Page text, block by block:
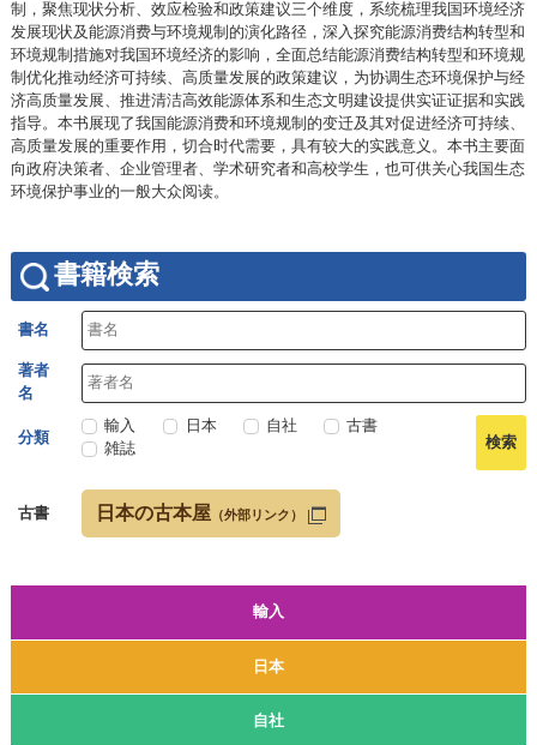
輸入
日本
自社
制，聚焦现状分析、效应检验和政策建议三个维度，系统梳理我国环境经济
发展现状及能源消费与环境规制的演化路径，深入探究能源消费结构转型和
环境规制措施对我国环境经济的影响，全面总结能源消费结构转型和环境规
制优化推动经济可持续、高质量发展的政策建议，为协调生态环境保护与经
济高质量发展、推进清洁高效能源体系和生态文明建设提供实证证据和实践
指导。本书展现了我国能源消费和环境规制的变迁及其对促进经济可持续、
高质量发展的重要作用，切合时代需要，具有较大的实践意义。本书主要面
向政府决策者、企业管理者、学术研究者和高校学生，也可供关心我国生态
环境保护事业的一般大众阅读。
書籍検索
書名
著者
名
分類
輸入 日本 自社
古書
雑誌
古書 日本の古本屋 （外部リンク）